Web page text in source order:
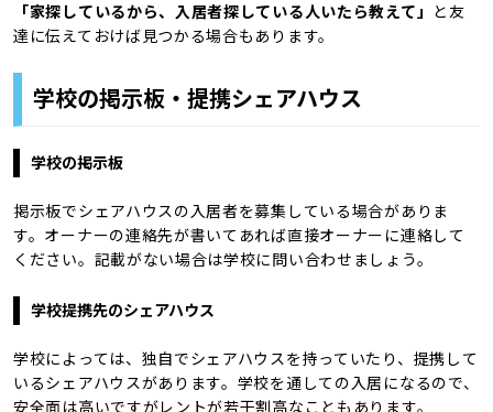
「家探しているから、入居者探している人いたら教えて」 と友
達に伝えておけば見つかる場合もあります。
学校の掲示板・提携シェアハウス
学校の掲示板
掲示板でシェアハウスの入居者を募集している場合がありま
す。オーナーの連絡先が書いてあれば直接オーナーに連絡して
ください。記載がない場合は学校に問い合わせましょう。
学校提携先のシェアハウス
学校によっては、独自でシェアハウスを持っていたり、提携して
いるシェアハウスがあります。学校を通しての入居になるので、